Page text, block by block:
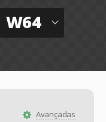
W64
Avançadas